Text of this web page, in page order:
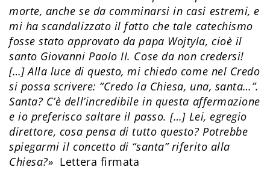
morte, anche se da comminarsi in casi estremi, e
mi ha scandalizzato il fatto che tale catechismo
fosse stato approvato da papa Wojtyla, cioè il
santo Giovanni Paolo II. Cose da non credersi!
[…] Alla luce di questo, mi chiedo come nel Credo
si possa scrivere: “Credo la Chiesa, una, santa…”.
Santa? C’è dell’incredibile in questa affermazione
e io preferisco saltare il passo. […] Lei, egregio
direttore, cosa pensa di tutto questo? Potrebbe
spiegarmi il concetto di “santa” riferito alla
Chiesa?» Lettera firmata